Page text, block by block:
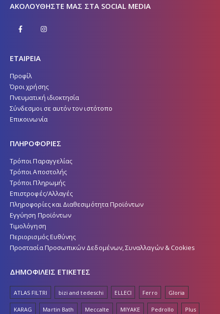
ΑΚΟΛΟΥΘΉΣΤΕ ΜΑΣ ΣΤΑ SOCIAL MEDIA
ΕΤΑΙΡΕΙΑ
Προφίλ
Όροι χρήσης
Πνευματική ιδιοκτησία
Σύνδεσμοι σε αυτόν τον ιστότοπο
Επικοινωνία
ΠΛΗΡΟΦΟΡΙΕΣ
Τρόποι Παραγγελίας
Τρόποι Αποστολής
Τρόποι Πληρωμής
Επιστροφές/Αλλαγές
Πληροφορίες και Διαθεσιμότητα Προϊόντων
Εγγύηση Προϊόντων
Τιμολόγηση
Περιορισμός Ευθύνης
Προστασία Προσωπικών Δεδομένων, Συναλλαγών & Cookies
ΔΗΜΟΦΙΛΕΙΣ ΕΤΙΚΕΤΕΣ
ATLAS FILTRI bizi and tedeschi ELLECI Ferro Gloria
KARAG Martin Bath Meccalte MIYAKE Pedrollo Plus